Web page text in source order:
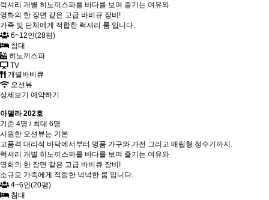
럭셔리 개별 히노끼스파를 바다를 보며 즐기는 여유와
영화의 한 장면 같은 고급 바비큐 장비!
가족 및 단체에게 적합한 럭셔리 룸 입니다.
6~12인(28평)
침대
히노끼스파
TV
개별바비큐
오션뷰
상세보기 예약하기
아델라 202호
기준 4명 / 최대 6명
시원한 오션뷰는 기본
고품격 대리석 바닥에서부터 명품 가구와 가전 그리고 매립형 정수기까지.
럭셔리 개별 히노끼스파를 바다를 보며 즐기는 여유와
영화의 한 장면 같은 고급 바비큐 장비!
소규모 가족에게 적합한 넉넉한 룸 입니다.
4~6인(20평)
침대